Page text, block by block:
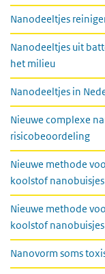
Nanodeeltjes
Nanodeeltjes uit
het milieu
Nanodeeltjes in
Nieuwe complexe
risicobeoordeling
Nieuwe methode
koolstof nanobuisjes
Nieuwe methode
koolstof nanobuisjes
Nanovorm soms